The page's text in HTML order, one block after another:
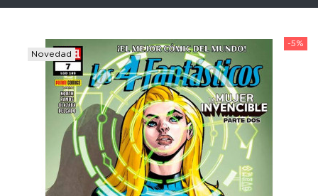
-5%
Novedad